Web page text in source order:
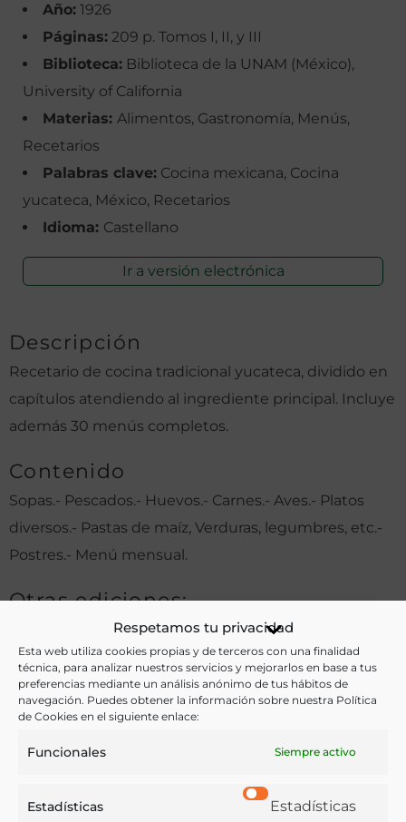
Respetamos tu privacidad
Esta web utiliza cookies propias y de terceros con una finalidad
técnica, para analizar nuestros servicios y mejorarlos en base a tus
preferencias mediante un análisis anónimo de tus hábitos de
navegación. Puedes obtener la información sobre nuestra Política
de Cookies en el siguiente enlace:
Funcionales Siempre activo
Estadísticas Estadísticas
Año: 1926
Páginas: 209 p. Tomos I, II, y III
Biblioteca: Biblioteca de la UNAM (México),
University of California
Materias: Alimentos, Gastronomía, Menús,
Recetarios
Palabras clave: Cocina mexicana, Cocina
yucateca, México, Recetarios
Idioma: Castellano
Ir a versión electrónica
Descripción
Recetario de cocina tradicional yucateca, dividido en
capítulos atendiendo al ingrediente principal. Incluye
además 30 menús completos.
Contenido
Sopas.- Pescados.- Huevos.- Carnes.- Aves.- Platos
diversos.- Pastas de maíz, Verduras, legumbres, etc.-
Postres.- Menú mensual.
Otras ediciones:
Notas:
Recetarios